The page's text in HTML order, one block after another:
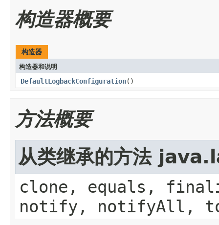
构造器概要
构造器
构造器和说明
DefaultLogbackConfiguration()
方法概要
从类继承的方法
clone, equals,
notify, notifyAll,